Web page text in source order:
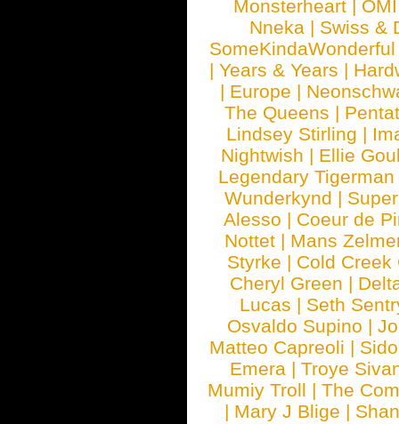
Monsterheart | OMI
Nneka | Swiss &
SomeKindaWonderful
| Years & Years |
| Europe |
The Queens |
Lindsey Stirling |
Nightwish | Ellie
Legendary Tigerman
Wunderkynd |
Alesso | Coeur de
Nottet | Mans
Styrke | Cold Creek
Cheryl Green |
Lucas | Seth
Osvaldo Supino |
Matteo Capreoli | Sido
Emera | Troye
Mumiy Troll |The
| Mary J Blige |